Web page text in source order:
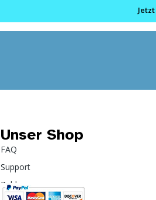
Unser Shop
FAQ
Support
Zahlung